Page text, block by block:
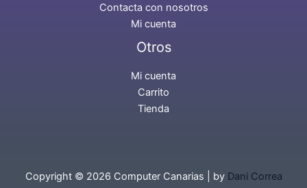
Contacta con nosotros
Mi cuenta
Otros
Mi cuenta
Carrito
Tienda
Copyright © 2026 Computer Canarias | by Dani Correa